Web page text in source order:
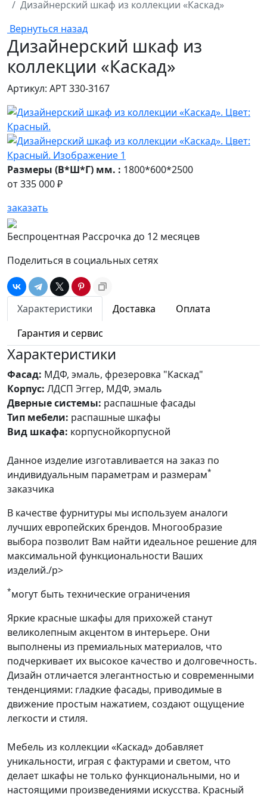
Дизайнерский шкаф из коллекции «Каскад»
Вернуться назад
Дизайнерский шкаф из
коллекции «Каскад»
Артикул: АРТ 330-3167
Размеры (В*Ш*Г) мм. : 1800*600*2500
от335 000 ₽
заказать
Беспроцентная Рассрочка до 12 месяцев
Поделиться в социальных сетях
Характеристики Доставка
Оплата
Гарантия и сервис
Характеристики
Фасад: МДФ, эмаль, фрезеровка "Каскад"
Корпус: ЛДСП Эггер, МДФ, эмаль
Дверные системы: распашные фасады
Тип мебели: распашные шкафы
Вид шкафа: корпуснойкорпусной
Данное изделие изготавливается на заказ по
индивидуальным параметрам и размерам*
заказчика
В качестве фурнитуры мы используем аналоги
лучших европейских брендов. Многообразие
выбора позволит Вам найти идеальное решение для
максимальной функциональности Ваших
изделий./p>
*могут быть технические ограничения
Яркие красные шкафы для прихожей станут
великолепным акцентом в интерьере. Они
выполнены из премиальных материалов, что
подчеркивает их высокое качество и долговечность.
Дизайн отличается элегантностью и современными
тенденциями: гладкие фасады, приводимые в
движение простым нажатием, создают ощущение
легкости и стиля.
Мебель из коллекции «Каскад» добавляет
уникальности, играя с фактурами и светом, что
делает шкафы не только функциональными, но и
настоящими произведениями искусства. Красный